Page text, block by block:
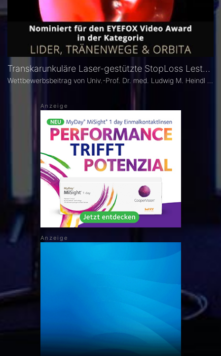
Transkarunkuläre Laser-gestützte StopLoss Lester-Jones Tube Operation zur Behandlung absoluter kanalikulärer Tränenwegstenosen